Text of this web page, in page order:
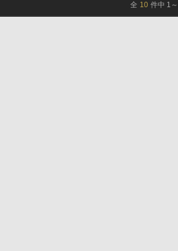
全 10 件中 1 ～